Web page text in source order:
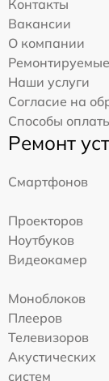
Контакты
Вакансии
О компании
Наши услуги
Согласие на
Способы
Ремонт
Смартфонов
Проекторов
Ноутбуков
Видеокамер
Моноблоков
Плееров
Телевизоров
Акустических
систем